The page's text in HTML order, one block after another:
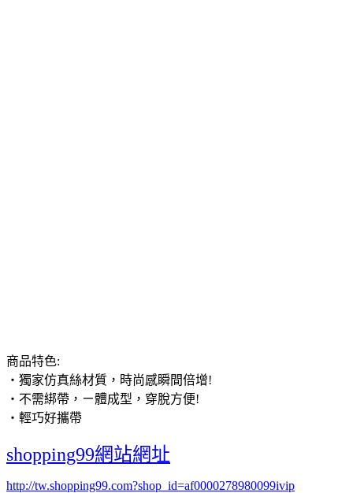
商品特色:
‧獨家仿真絲材質，時尚感瞬間倍增!
‧不需綁帶，ㄧ體成型，穿脫方便!
‧輕巧好攜帶
shopping99網站網址
http://tw.shopping99.com?shop_id=af0000278980099ivip